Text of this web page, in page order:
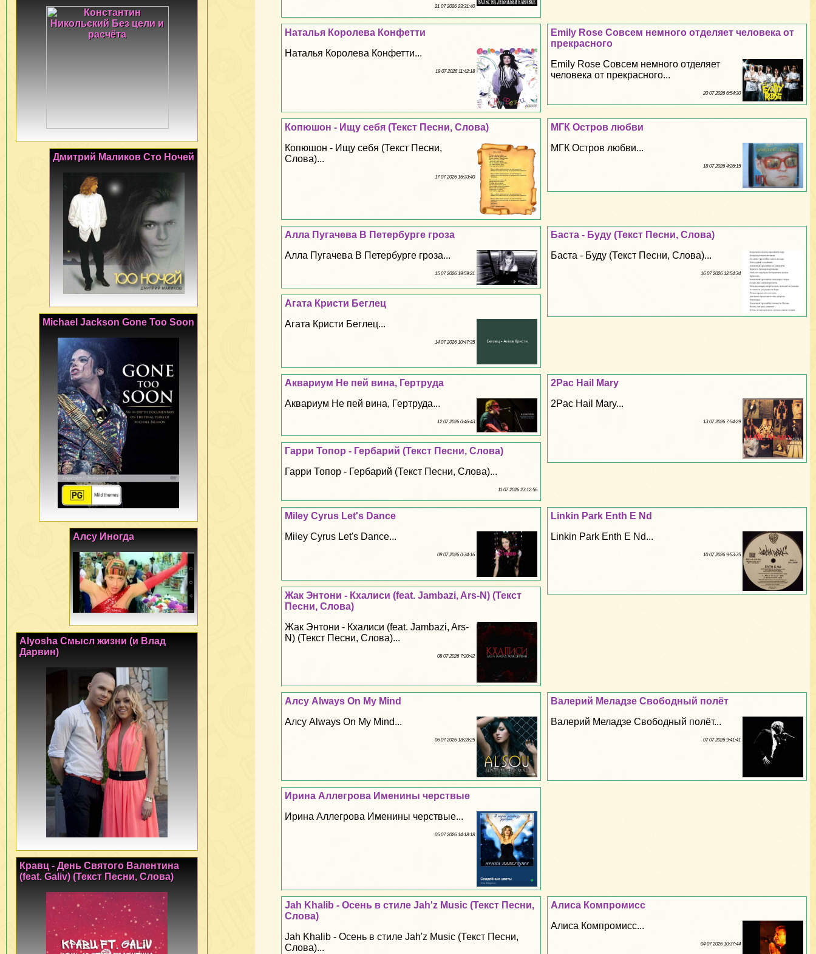
21 07 2026 23:31:40
Emily Rose Совсем немного отделяет человека от
прекрасного
Emily Rose Совсем немного отделяет
человека от прекрасного...
20 07 2026 6:54:30
Наталья Королева Конфетти
Наталья Королева Конфетти...
19 07 2026 11:42:18
МГК Остров любви
МГК Остров любви...
18 07 2026 4:26:15
Копюшон - Ищу себя (Текст Песни, Слова)
Копюшон - Ищу себя (Текст Песни,
Слова)...
17 07 2026 16:33:40
Баста - Буду (Текст Песни, Слова)
Баста - Буду (Текст Песни, Слова)...
16 07 2026 12:54:34
Алла Пугачева В Петербурге гроза
Алла Пугачева В Петербурге гроза...
15 07 2026 19:59:21
Агата Кристи Беглец
Агата Кристи Беглец...
14 07 2026 10:47:35
2Pac Hail Mary
2Pac Hail Mary...
13 07 2026 7:54:29
Аквариум Не пей вина, Гертруда
Аквариум Не пей вина, Гертруда...
12 07 2026 0:46:43
Гарри Топор - Гербарий (Текст Песни, Слова)
Гарри Топор - Гербарий (Текст Песни, Слова)...
11 07 2026 23:12:56
Linkin Park Enth E Nd
Linkin Park Enth E Nd...
10 07 2026 9:53:35
Miley Cyrus Let's Dance
Miley Cyrus Let's Dance...
09 07 2026 0:34:16
Жак Энтони - Кхалиси (feat. Jambazi, Ars-N) (Текст
Песни, Слова)
Жак Энтони - Кхалиси (feat. Jambazi, Ars-
N) (Текст Песни, Слова)...
08 07 2026 7:20:42
Валерий Меладзе Свободный полёт
Валерий Меладзе Свободный полёт...
07 07 2026 9:41:41
Алсу Always On My Mind
Алсу Always On My Mind...
06 07 2026 18:28:25
Ирина Аллегрова Именины черствые
Ирина Аллегрова Именины черствые...
05 07 2026 14:18:18
Алиса Компромисс
Алиса Компромисс...
04 07 2026 10:37:44
Jah Khalib - Осень в стиле Jah'z Music (Текст Песни,
Слова)
Jah Khalib - Осень в стиле Jah'z Music (Текст Песни,
Слова)...
Дмитрий Маликов Сто Ночей
Michael Jackson Gone Too Soon
Алсу Иногда
Alyosha Смысл жизни (и Влад
Дарвин)
Кравц - День Святого Валентина
(feat. Galiv) (Текст Песни, Слова)